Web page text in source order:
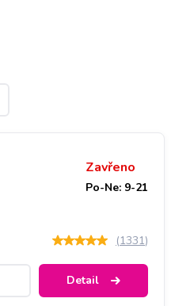
Zavřeno
Po-Ne: 9-21
(1331)
Detail